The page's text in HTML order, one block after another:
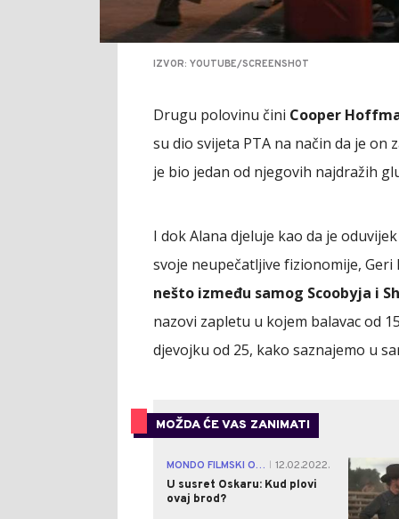
IZVOR: YOUTUBE/SCREENSHOT
Drugu polovinu čini Cooper
su dio svijeta PTA na način da je on
je bio jedan od njegovih najdražih
I dok Alana djeluje kao da je
svoje neupečatljive fizionomije,
nešto između samog Scoobyja i
nazovi zapletu u kojem balavac od
djevojku od 25, kako saznajemo u
MOŽDA ĆE VAS ZANIMATI
MONDO FILMSKI OSVRT
12.02.2022.
U susret Oskaru: Kud plovi
ovaj brod?